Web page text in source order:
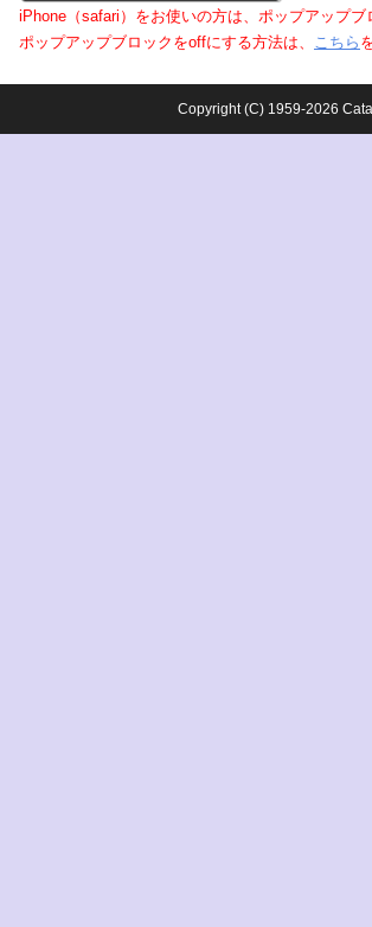
iPhone（safari）をお使いの方は、ポップアップ
ポップアップブロックをoffにする方法は、 こちら
Copyright (C) 1959-2026